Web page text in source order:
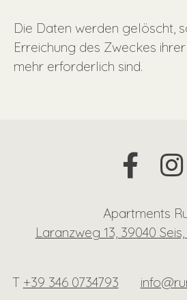
Die Daten werden gelöscht,
Erreichung des Zweckes
mehr erforderlich sind.
Apartments
Laranzweg 13, 39040
T +39 346 0734793